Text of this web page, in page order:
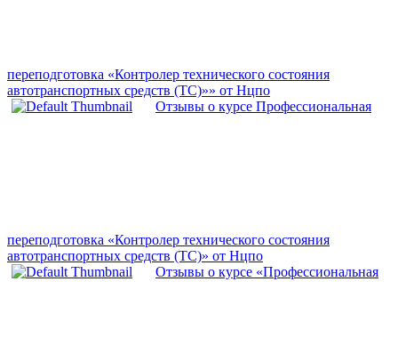
переподготовка «Контролер технического состояния
автотранспортных средств (ТС)»» от Нцпо
Отзывы о курсе Профессиональная
переподготовка «Контролер технического состояния
автотранспортных средств (ТС)» от Нцпо
Отзывы о курсе «Профессиональная